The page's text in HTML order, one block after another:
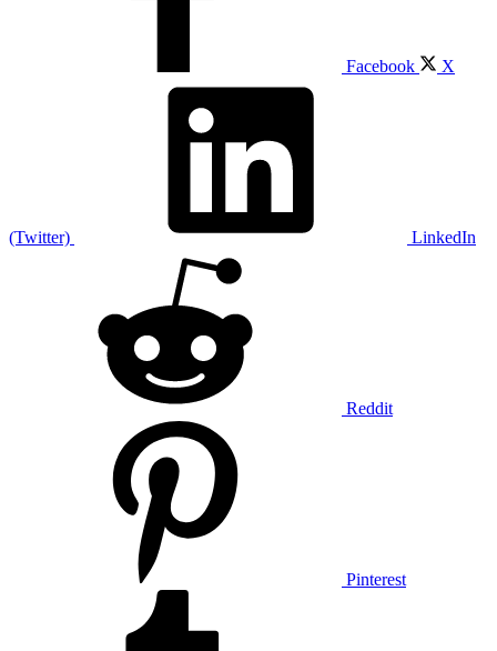
Facebook X
(Twitter) LinkedIn
Reddit
Pinterest